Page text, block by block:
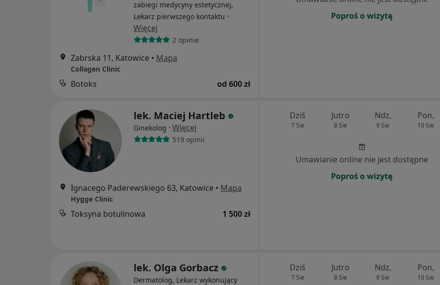
zabiegi medycyny estetycznej,
Lekarz pierwszego kontaktu ·
Więcej
2 opinie
Zabrska 11, Katowice • Mapa
Collagen Clinic
Botoks od 600 zł
Poproś o wizytę
lek. Maciej Hartleb
Ginekolog · Więcej
519 opinii
Ignacego Paderewskiego 63, Katowice • Mapa
Hygge Clinic
Toksyna botulinowa 1 500 zł
Dziś
7 Sie
Jutro
8 Sie
Ndz,
9 Sie
Pon,
10 Sie
Umawianie online nie jest dostępne
Poproś o wizytę
lek. Olga Gorbacz
Dermatolog, Lekarz wykonujący
Dziś
7 Sie
Jutro
8 Sie
Ndz,
9 Sie
Pon,
10 Sie